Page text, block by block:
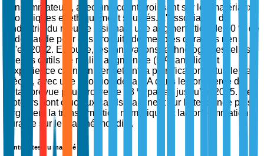
consommateurs, avec un accent croissant sur les matériaux
écologiques et éthiquement sourcés. L'Association de
l'industrie du meuble a signalé une augmentation de 30 % de
la demande pour des produits de meubles durables rien
qu'en 2022. En outre, les innovations technologiques telles
que les outils de réalité augmentée (RA) améliorent
l'expérience client en permettant la planification virtuelle des
pièces, avec une adoption de la RA dans le commerce de
détail prévue pour croître de 23 % par an jusqu'en 2025. Ces
moteurs sont cruciaux car ils s'alignent sur la tendance plus
large vers la transformation numérique et la consommation
durable sur le marché mondial.
Contraintes du marché